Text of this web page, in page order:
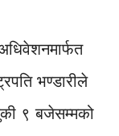
भण्डारीले
९ बजेसम्मको